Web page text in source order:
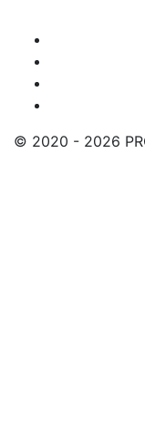
© 2020 - 2026